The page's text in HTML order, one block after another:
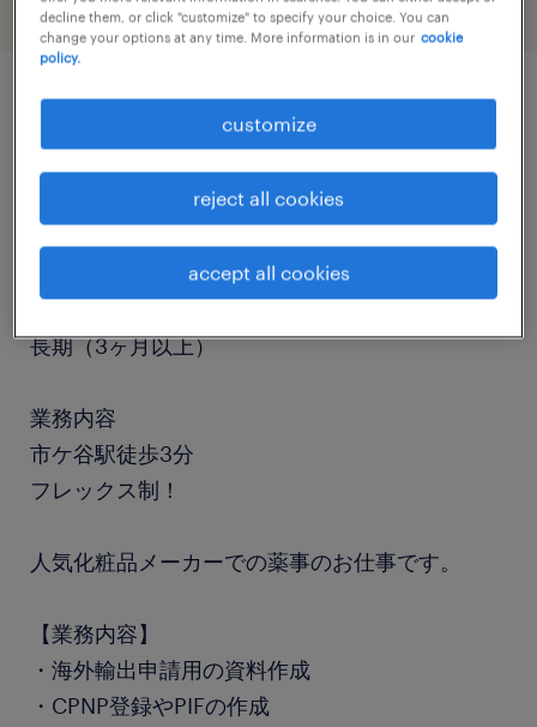
長期（3ヶ月以上）
業務内容
市ケ谷駅徒歩3分
フレックス制！
人気化粧品メーカーでの薬事のお仕事です。
【業務内容】
・海外輸出申請用の資料作成
・CPNP登録やPIFの作成
decline them, or click "customize" to specify your choice. You can
change your options at any time. More information is in our cookie
policy.
customize
reject all cookies
accept all cookies